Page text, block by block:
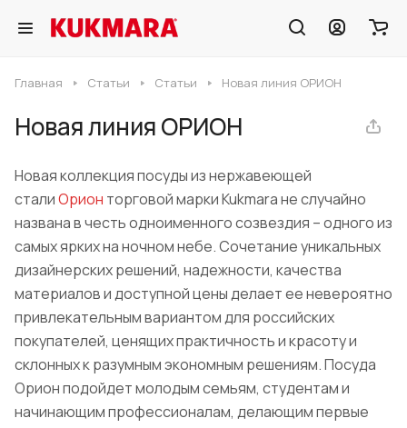
Главная Статьи Статьи Новая линия ОРИОН
Новая линия ОРИОН
Новая коллекция посуды из нержавеющей
сталиОрион торговой марки Kukmara не случайно
названа в честь одноименного созвездия – одного из
самых ярких на ночном небе. Сочетание уникальных
дизайнерских решений, надежности, качества
материалов и доступной цены делает ее невероятно
привлекательным вариантом для российских
покупателей, ценящих практичность и красоту и
склонных к разумным экономным решениям. Посуда
Орион подойдет молодым семьям, студентам и
начинающим профессионалам, делающим первые